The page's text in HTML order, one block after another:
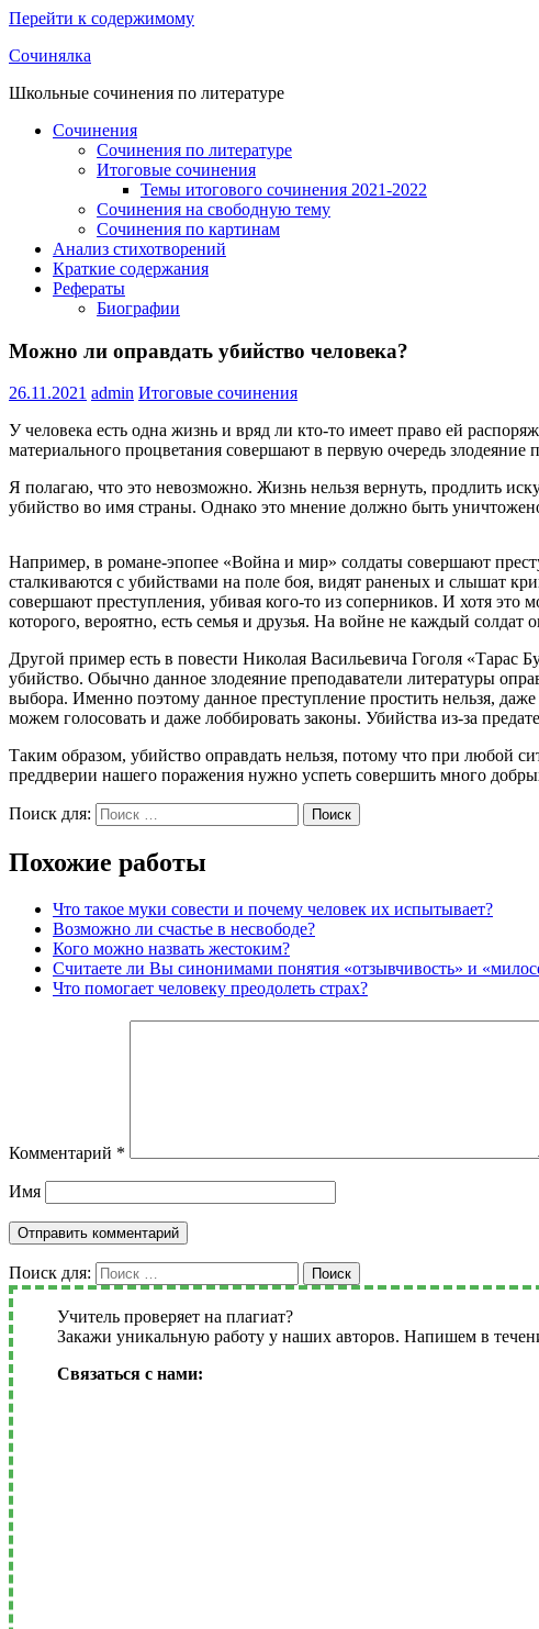
Перейти к содержимому
Сочинялка
Школьные сочинения по литературе
Сочинения
Сочинения по литературе
Итоговые сочинения
Темы итогового сочинения 2021-2022
Сочинения на свободную тему
Сочинения по картинам
Анализ стихотворений
Краткие содержания
Рефераты
Биографии
Можно ли оправдать убийство человека?
26.11.2021 admin Итоговые сочинения
У человека есть одна жизнь и вряд ли кто-то имеет право ей
материального процветания совершают в первую очередь
Я полагаю, что это невозможно. Жизнь нельзя вернуть, продлить
убийство во имя страны. Однако это мнение должно быть
Например, в романе-эпопее «Война и мир» солдаты совершают
сталкиваются с убийствами на поле боя, видят раненых и слышат
совершают преступления, убивая кого-то из соперников. И хотя
которого, вероятно, есть семья и друзья. На войне не каждый солдат
Другой пример есть в повести Николая Васильевича Гоголя «Тарас
убийство. Обычно данное злодеяние преподаватели литературы
выбора. Именно поэтому данное преступление простить нельзя,
можем голосовать и даже лоббировать законы. Убийства из-за
Таким образом, убийство оправдать нельзя, потому что при любой
преддверии нашего поражения нужно успеть совершить много
Поиск для: Поиск
Похожие работы
Что такое муки совести и почему человек их испытывает?
Возможно ли счастье в несвободе?
Кого можно назвать жестоким?
Считаете ли Вы синонимами понятия «отзывчивость» и
Что помогает человеку преодолеть страх?
Комментарий *
Имя
Поиск для: Поиск
Учитель проверяет на плагиат?
Закажи уникальную работу у наших авторов. Напишем в
Связаться с нами: